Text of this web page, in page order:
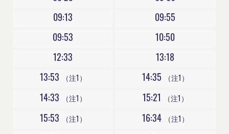
09:13 09:55
09:53 10:50
12:33 13:18
13:53 （注1） 14:35 （注1）
14:33 （注1） 15:21 （注1）
15:53 （注1） 16:34 （注1）